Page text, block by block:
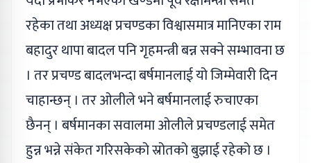
रहेका तथा अध्यक्ष प्रचण्डका विश्वासमात्र मानिएका राम
बहादुर थापा बादल पनि गृहमन्त्री बन्न सक्ने सम्भावना छ
। तर प्रचण्ड बादलभन्दा बर्षमानलाई यो जिम्मेवारी दिन
चाहान्छन् । तर ओलीले भने बर्षमानलाई रुचाएका
छैनन् । बर्षमानका सवालमा ओलीले प्रचण्डलाई समेत
हुन्न भन्ने संकेत गरिसकेको स्रोतको बुझाई रहेको छ ।